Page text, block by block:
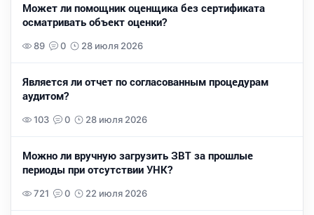
Может ли помощник оценщика без сертификата
осматривать объект оценки?
89 0 28 июля 2026
Является ли отчет по согласованным процедурам
аудитом?
103 0 28 июля 2026
Можно ли вручную загрузить ЗВТ за прошлые
периоды при отсутствии УНК?
721 0 22 июля 2026